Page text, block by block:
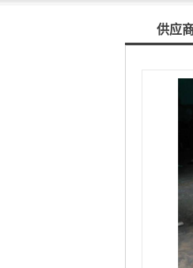
供应